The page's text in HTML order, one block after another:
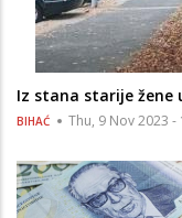
Iz stana starije žene
BIHAĆ Thu, 9 Nov 2023 -